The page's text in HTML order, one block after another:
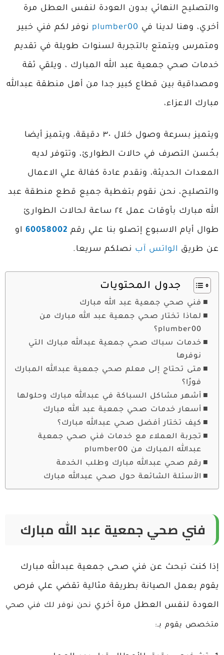
والتصليح النهائي بدون العودة لنفس العطل مرة
أخري، وهنا لدينا في plumber00 نوفر لكم فني خبير
ومتمرس ويتمتع بالتجربة لسنوات طويلة في تقديم
خدمات صحي جمعية عبد الله المبارك ، ويلقي ثقة
ومصداقية بين قطاع كبير جدا من أهل منطقة عبدالله
مبارك الاعزاء،
ويتميز بسرعة وصول خلال ٣٠ دقيقة، ويتميز أيضا
بحُسن التصرف في حالات الطوارئ، وتتوفر لديه
المعدات الحديثة، ونقدم عادة كفالة علي الاعمال
والتصليح، نحن نقوم بتغطية جميع قطع منطقة عبد
الله مبارك بأوقات عمل ٢٤ ساعة لحالات الطوارئ
طوال أيام الاسبوع إتصلو بنا علي رقم 60058002 او
عن طريق الواتس آب نصلكم سريعا.
جدول المحتويات
فني صحي جمعية عبد الله مبارك
لماذا تختار صحي جمعية عبد الله مبارك من
plumber00؟
خدمات سباك صحي جمعية عبدالله مبارك التي
نوفرها
متى تحتاج إلى معلم صحي جمعية عبدالله المبارك
فورًا؟
أشهر مشاكل السباكة في عبدالله مبارك وحلولها
أسعار خدمات صحي جمعية عبد الله مبارك
كيف تختار أفضل صحي عبدالله مبارك؟
تجربة العملاء مع خدمات فني صحي جمعية
عبدالله المبارك من plumber00
رقم صحي عبدالله مبارك وطلب الخدمة
الأسئلة الشائعة حول صحي عبدالله مبارك
فني صحي جمعية عبد الله مبارك
إذا كنت تبحث عن فني صحى جمعية عبدالله مبارك
يقوم بعمل الصيانة بطريقة مثالية تقضي علي فرص
العودة لنفس العطل مرة أخري نحن نوفر لك فني صحي
متخصص يقوم بـ: